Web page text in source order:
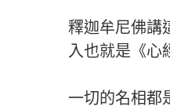
釋迦牟尼佛講
入也就是《心
一切的名相都